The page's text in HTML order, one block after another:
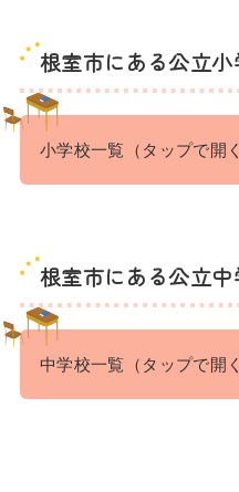
根室市にある公立小
小学校一覧（タップで開く
根室市にある公立中
中学校一覧（タップで開く